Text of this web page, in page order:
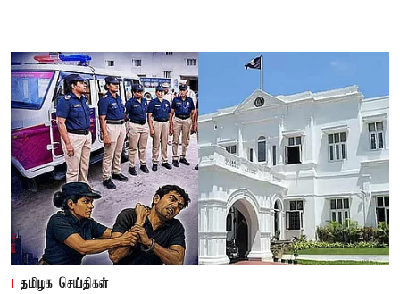
தமிழக செய்திகள்